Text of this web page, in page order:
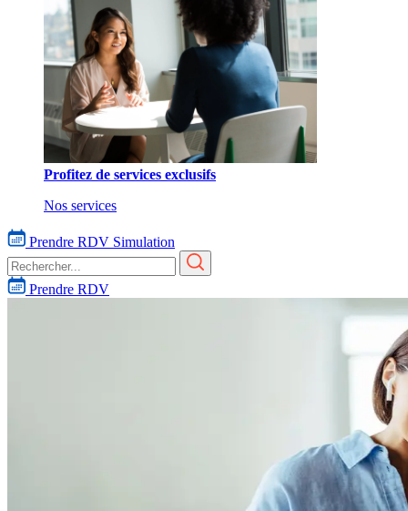
Profitez de services exclusifs
Nos services
Prendre RDV Simulation
Prendre RDV